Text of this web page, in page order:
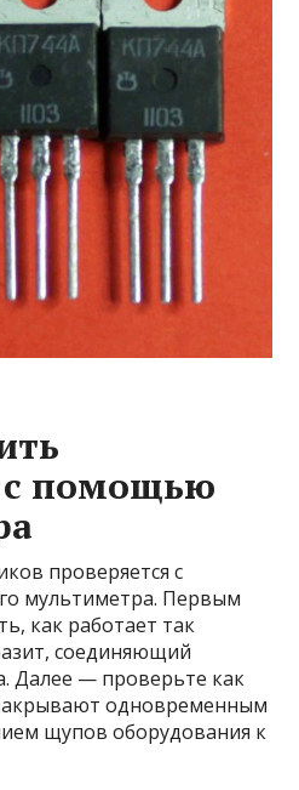
с помощью
проверяется с
мультиметра. Первым
как работает так
соединяющий
Далее — проверьте как
одновременным
щупов оборудования к